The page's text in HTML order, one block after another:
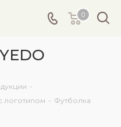
0
-
логотипом - Футболка